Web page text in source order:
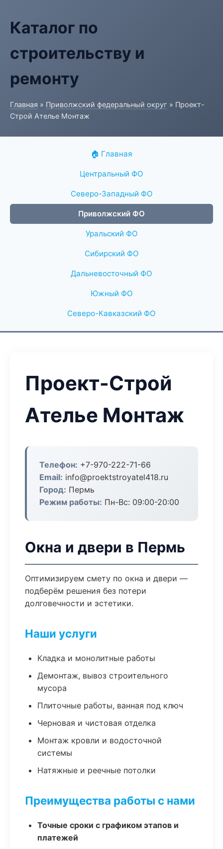
Каталог по
строительству и
ремонту
Главная » Приволжский федеральный округ » Проект-
Строй Ателье Монтаж
🏠 Главная
Центральный ФО
Северо-Западный ФО
Приволжский ФО
Уральский ФО
Сибирский ФО
Дальневосточный ФО
Южный ФО
Северо-Кавказский ФО
Проект-Строй
Ателье Монтаж
Телефон: +7-970-222-71-66
Email: info@proektstroyatel418.ru
Город: Пермь
Режим работы: Пн-Вс: 09:00-20:00
Окна и двери в Пермь
Оптимизируем смету по окна и двери —
подберём решения без потери
долговечности и эстетики.
Наши услуги
Кладка и монолитные работы
Демонтаж, вывоз строительного
мусора
Плиточные работы, ванная под ключ
Черновая и чистовая отделка
Монтаж кровли и водосточной
системы
Натяжные и реечные потолки
Преимущества работы с нами
Точные сроки с графиком этапов и
платежей